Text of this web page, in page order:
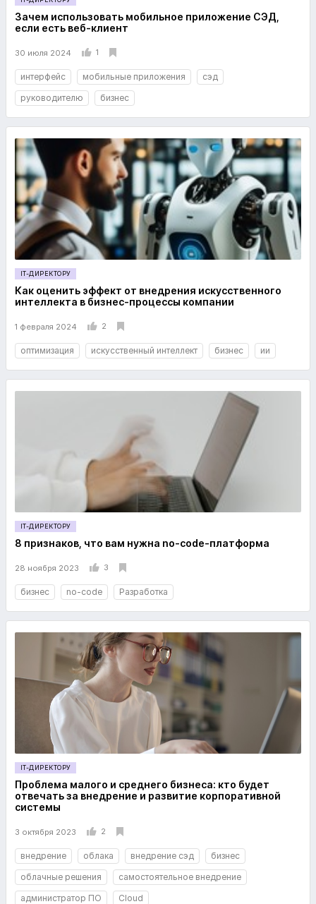
Зачем использовать мобильное приложение СЭД,
если есть веб-клиент
30 июля 2024 1
интерфейс мобильные приложения
сэд
руководителю
бизнес
IT-ДИРЕКТОРУ
Как оценить эффект от внедрения искусственного
интеллекта в бизнес-процессы компании
1 февраля 2024 2
оптимизация искусственный интеллект бизнес ии
IT-ДИРЕКТОРУ
8 признаков, что вам нужна no-code-платформа
28 ноября 2023 3
бизнес no-code Разработка
IT-ДИРЕКТОРУ
Проблема малого и среднего бизнеса: кто будет
отвечать за внедрение и развитие корпоративной
системы
3 октября 2023 2
внедрение облака внедрение сэд
бизнес
облачные решения
самостоятельное внедрение
администратор ПО
Cloud